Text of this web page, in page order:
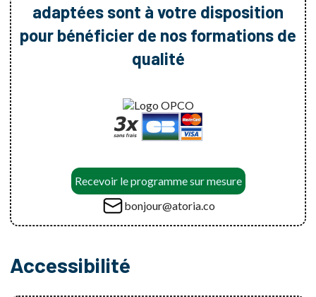
adaptées sont à votre disposition
pour bénéficier de nos formations de
qualité
Recevoir le programme sur mesure
bonjour@atoria.co
Accessibilité